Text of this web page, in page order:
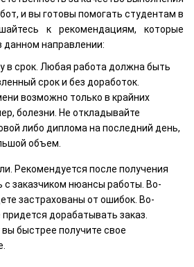
и вы готовы помогать студентам в
к рекомендациям, которые
данном направлении:
в срок. Любая работа должна быть
срок и без доработок.
возможно только в крайних
болезни. Не откладывайте
либо диплома на последний день,
объем.
Рекомендуется после получения
с заказчиком нюансы работы. Во-
застрахованы от ошибок. Во-
дорабатывать заказ.
быстрее получите свое